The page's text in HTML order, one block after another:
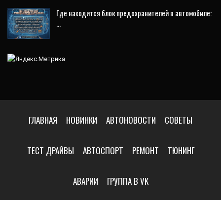
Где находится блок предохранителей в автомобиле:
…
ГЛАВНАЯ НОВИНКИ АВТОНОВОСТИ СОВЕТЫ
ТЕСТ ДРАЙВЫ АВТОСПОРТ РЕМОНТ ТЮНИНГ
АВАРИИ ГРУППА В VK